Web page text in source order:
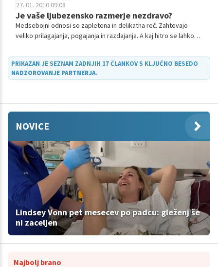
27. 01. 2010 09.08
Je vaše ljubezensko razmerje nezdravo?
Medsebojni odnosi so zapletena in delikatna reč. Zahtevajo
veliko prilagajanja, pogajanja in razdajanja. A kaj hitro se lahko
sprevrže v velik psihični napor.
PRIKAZAN JE SEZNAM ZADNJIH 17 ČLANKOV S KLJUČNO BESEDO
NADZOROVANJE PARTNERJA.
NOVICE
Lindsey Vonn pet mesecev po padcu: gleženj še
ni zaceljen
Najbolj brano